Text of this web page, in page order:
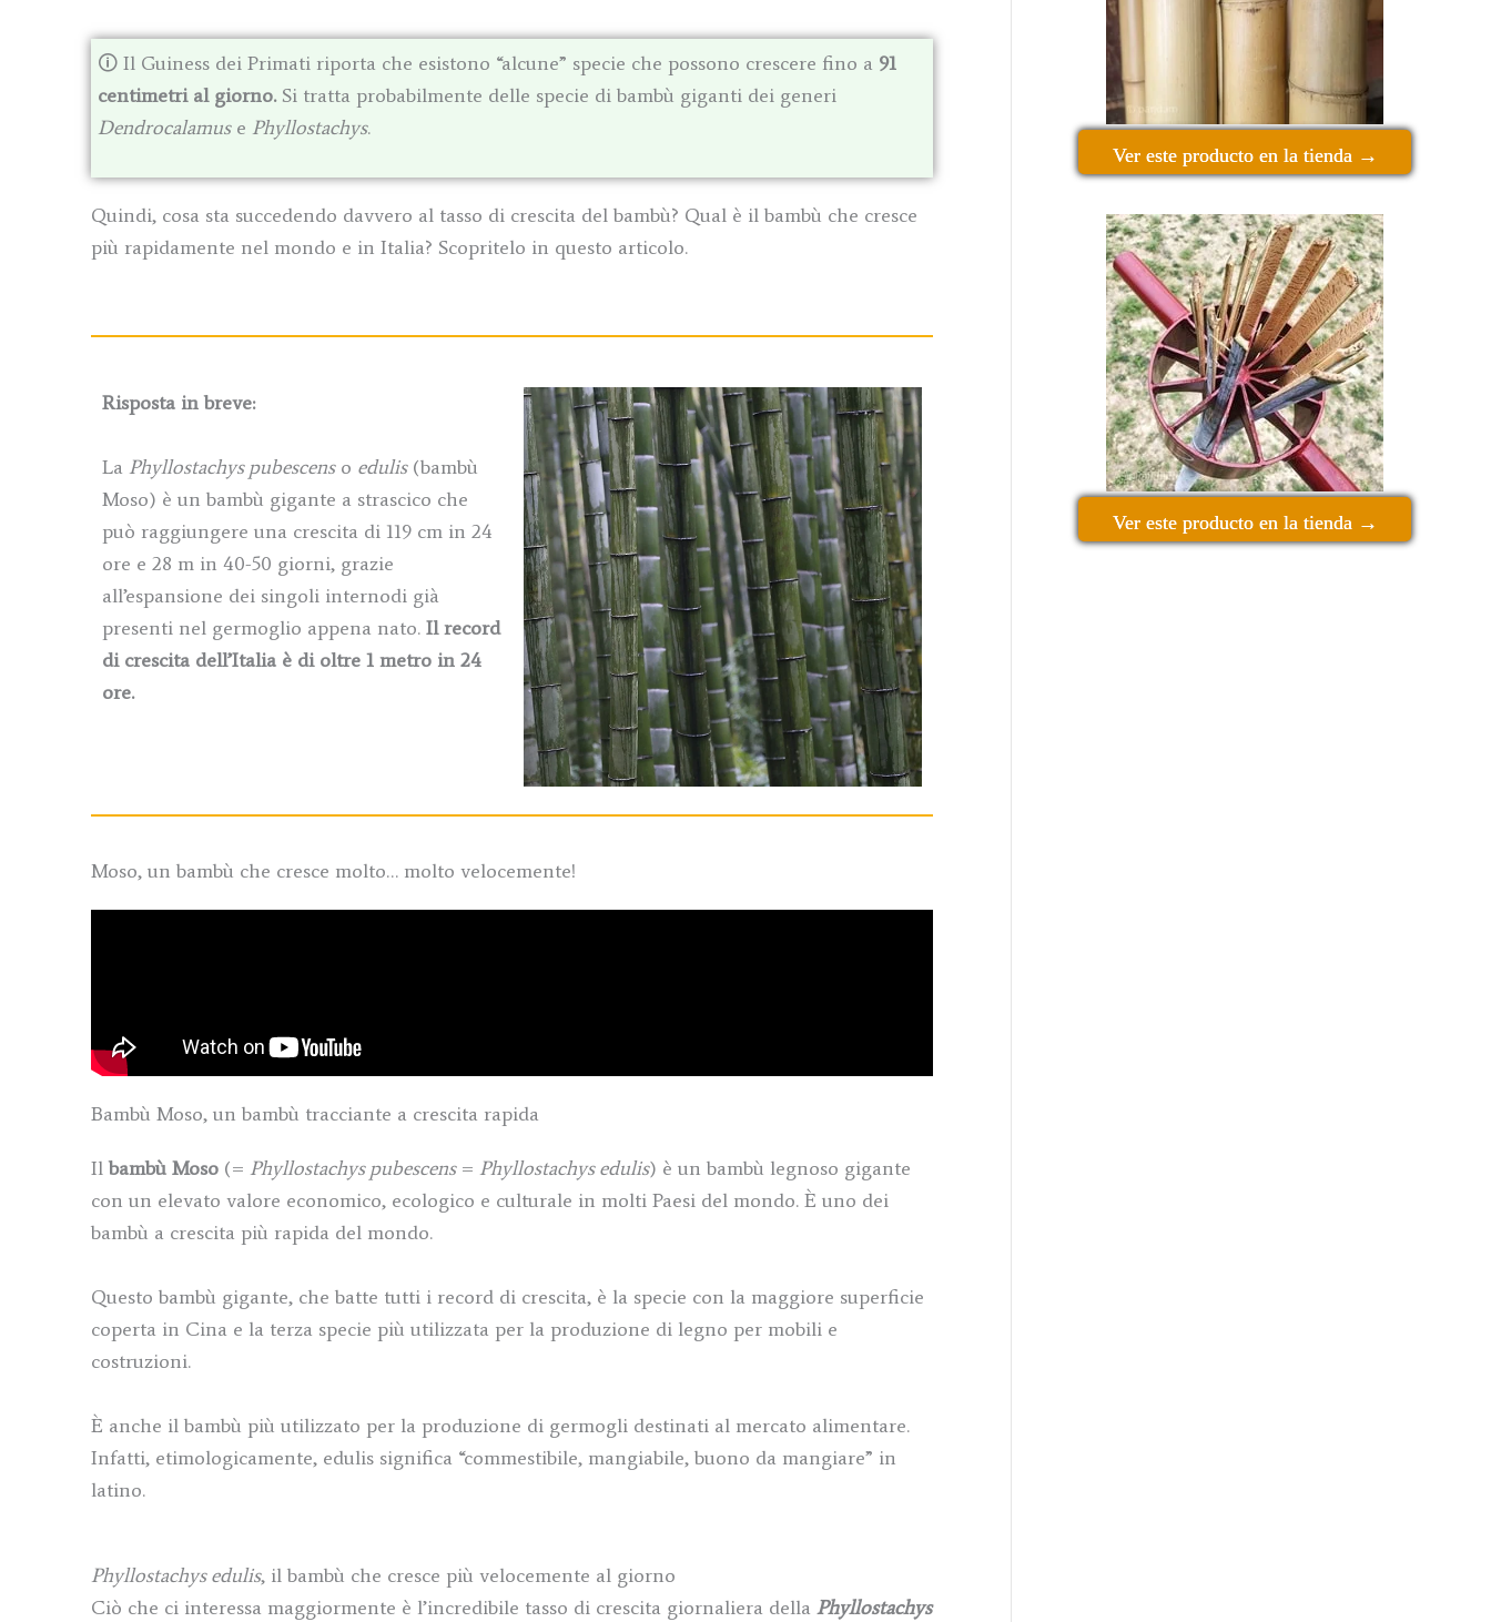
🛈 Il Guiness dei Primati riporta che esistono “alcune” specie che possono crescere fino a 91
centimetri al giorno.Si tratta probabilmente delle specie di bambù giganti dei generi
Dendrocalamuse Phyllostachys.
Quindi, cosa sta succedendo davvero al tasso di crescita del bambù? Qual è il bambù che cresce
più rapidamente nel mondo e in Italia? Scopritelo in questo articolo.
Risposta in breve:
La Phyllostachys pubescenso edulis(bambù
Moso) è un bambù gigante a strascico che
può raggiungere una crescita di 119 cm in 24
ore e 28 m in 40-50 giorni, grazie
all’espansione dei singoli internodi già
presenti nel germoglio appena nato. Il record
di crescita dell’Italia è di oltre 1 metro in 24
ore.
Moso, un bambù che cresce molto… molto velocemente!
Bambù Moso, un bambù tracciante a crescita rapida
Ilbambù Moso (= Phyllostachys pubescens= Phyllostachys edulis) è un bambù legnoso gigante
con un elevato valore economico, ecologico e culturale in molti Paesi del mondo. È uno dei
bambù a crescita più rapida del mondo.
Questo bambù gigante, che batte tutti i record di crescita, è la specie con la maggiore superficie
coperta in Cina e la terza specie più utilizzata per la produzione di legno per mobili e
costruzioni.
È anche il bambù più utilizzato per la produzione di germogli destinati al mercato alimentare.
Infatti, etimologicamente, edulis significa “commestibile, mangiabile, buono da mangiare” in
latino.
Phyllostachys edulis, il bambù che cresce più velocemente al giorno
Ciò che ci interessa maggiormente è l’incredibile tasso di crescita giornaliera della Phyllostachys
Ver este producto en la tienda →
Ver este producto en la tienda →